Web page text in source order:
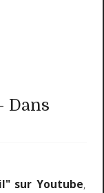
Dans
sur Youtube,